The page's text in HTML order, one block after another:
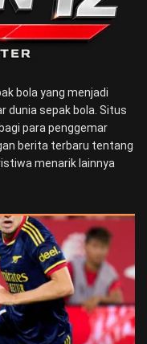
bola yang menjadi
dunia sepak bola. Situs
para penggemar
berita terbaru tentang
menarik lainnya